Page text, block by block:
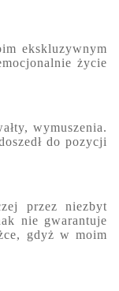
ekskluzywnym
życie
wymuszenia.
do pozycji
przez niezbyt
nie gwarantuje
gdyż w moim